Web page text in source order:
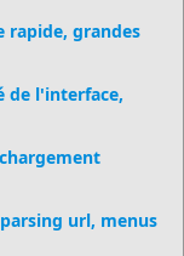
rapide, grandes
de l'interface,
url, menus